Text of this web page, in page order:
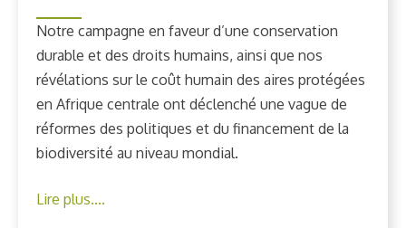
Notre campagne en faveur d’une conservation
durable et des droits humains, ainsi que nos
révélations sur le coût humain des aires protégées
en Afrique centrale ont déclenché une vague de
réformes des politiques et du financement de la
biodiversité au niveau mondial.
Lire plus....